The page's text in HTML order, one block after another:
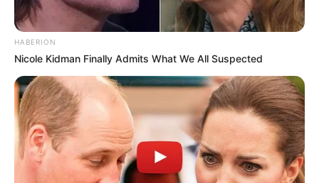
weitere Kalauer
Quermania folgen: Impressum & Kontakt
Smartphone Startseite
Suchen:
HABERION
Nicole Kidman Finally Admits What We All Suspected